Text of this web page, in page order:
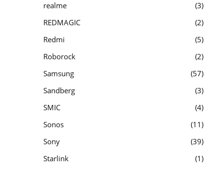
realme
3
REDMAGIC
2
Redmi
5
Roborock
2
Samsung
57
Sandberg
3
SMIC
4
Sonos
11
Sony
39
Starlink
1